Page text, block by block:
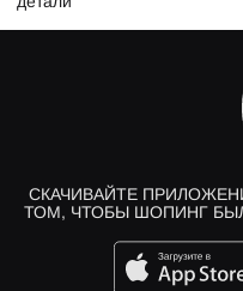
СКАЧИВАЙТЕ
ТОМ, ЧТОБЫ ШОПИНГ